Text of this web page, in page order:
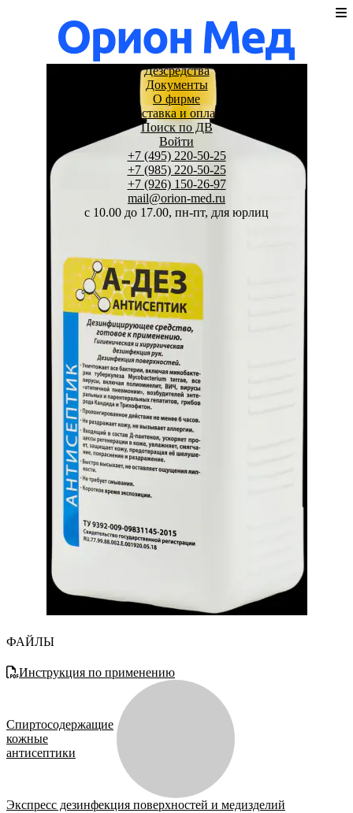
Дезсредства
Документы
О фирме
Доставка и оплата
Поиск по ДВ
Войти
+7 (495) 220-50-25
+7 (985) 220-50-25
+7 (926) 150-26-97
mail@orion-med.ru
c 10.00 до 17.00, пн-пт, для юрлиц
ФАЙЛЫ
Инструкция по применению
Спиртосодержащие
кожные
антисептики
Экспресс дезинфекция поверхностей и медизделий